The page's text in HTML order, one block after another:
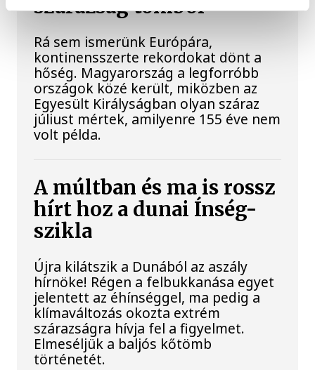
szárazság tombol
Rá sem ismerünk Európára,
kontinensszerte rekordokat dönt a
hőség. Magyarország a legforróbb
országok közé került, miközben az
Egyesült Királyságban olyan száraz
júliust mértek, amilyenre 155 éve nem
volt példa.
A múltban és ma is rossz
hírt hoz a dunai Ínség-
szikla
Újra kilátszik a Dunából az aszály
hírnöke! Régen a felbukkanása egyet
jelentett az éhínséggel, ma pedig a
klímaváltozás okozta extrém
szárazságra hívja fel a figyelmet.
Elmeséljük a baljós kőtömb
történetét.